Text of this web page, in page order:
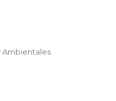
Ambientales